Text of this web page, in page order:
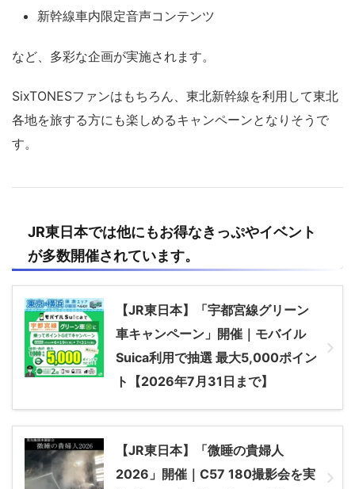
新幹線車内限定音声コンテンツ
など、多彩な企画が実施されます。
SixTONESファンはもちろん、東北新幹線を利用して東北
各地を旅する方にも楽しめるキャンペーンとなりそうで
す。
JR東日本では他にもお得なきっぷやイベント
が多数開催されています。
【JR東日本】「宇都宮線グリーン
車キャンペーン」開催｜モバイル
Suica利用で抽選 最大5,000ポイン
ト【2026年7月31日まで】
【JR東日本】「微睡の貴婦人
2026」開催｜C57 180撮影会を実